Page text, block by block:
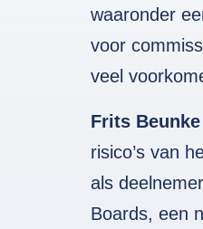
waaronder
voor
veel
Frits Beunke
risico’s van
als
Boards, een